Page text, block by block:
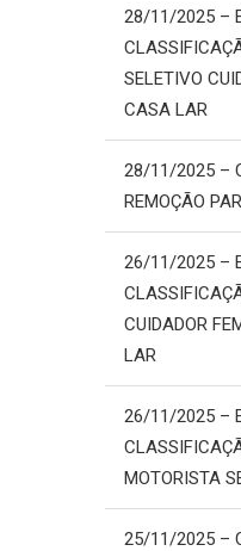
28/11/2025 –
SELETIVO
CASA LAR
28/11/2025 –
REMOÇÃO
26/11/2025 –
CUIDADOR
LAR
26/11/2025 –
MOTORISTA
25/11/2025 –